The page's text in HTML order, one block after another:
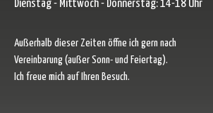
Dienstag - Mittwoch - Donnerstag: 14-18 Uhr
Außerhalb dieser Zeiten öffne ich gern nach
Vereinbarung (außer Sonn- und Feiertag).
Ich freue mich auf Ihren Besuch.